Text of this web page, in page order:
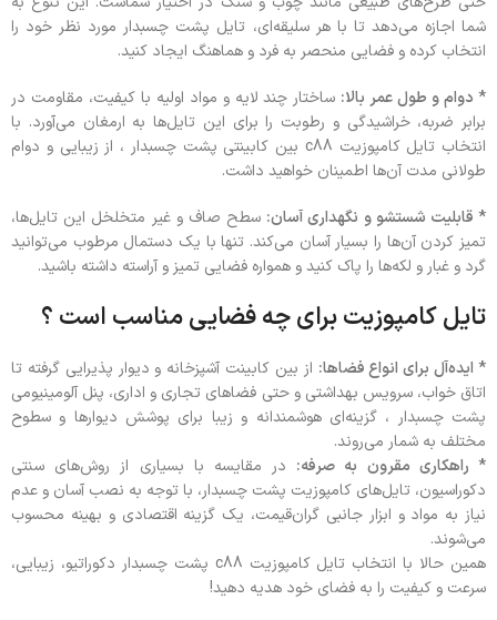
شما اجازه می‌دهد تا با هر سلیقه‌ای، تایل پشت چسبدار مورد نظر خود را
انتخاب کرده و فضایی منحصر به‌ فرد و هماهنگ ایجاد کنید.
* دوام و طول عمر بالا: ساختار چند لایه و مواد اولیه با کیفیت، مقاومت در
برابر ضربه، خراشیدگی و رطوبت را برای این تایل‌ها به ارمغان می‌آورد. با
انتخاب تایل کامپوزیت c88 بین کابینتی پشت چسبدار ، از زیبایی و دوام
طولانی مدت آن‌ها اطمینان خواهید داشت.
* قابلیت شستشو و نگهداری آسان: سطح صاف و غیر متخلخل این تایل‌ها،
تمیز کردن آن‌ها را بسیار آسان می‌کند. تنها با یک دستمال مرطوب می‌توانید
گرد و غبار و لکه‌ها را پاک کنید و همواره فضایی تمیز و آراسته داشته باشید.
تایل کامپوزیت برای چه فضایی مناسب است ؟
* ایده‌آل برای انواع فضاها: از بین کابینت آشپزخانه و دیوار پذیرایی گرفته تا
اتاق خواب، سرویس بهداشتی و حتی فضاهای تجاری و اداری، پنل آلومینیومی
پشت چسبدار ، گزینه‌ای هوشمندانه و زیبا برای پوشش دیوارها و سطوح
مختلف به شمار می‌روند.
* راهکاری مقرون به صرفه: در مقایسه با بسیاری از روش‌های سنتی
دکوراسیون، تایل‌های کامپوزیت پشت چسبدار، با توجه به نصب آسان و عدم
نیاز به مواد و ابزار جانبی گران‌قیمت، یک گزینه اقتصادی و بهینه محسوب
می‌شوند.
همین حالا با انتخاب تایل کامپوزیت c88 پشت چسبدار دکوراتیو، زیبایی،
سرعت و کیفیت را به فضای خود هدیه دهید!